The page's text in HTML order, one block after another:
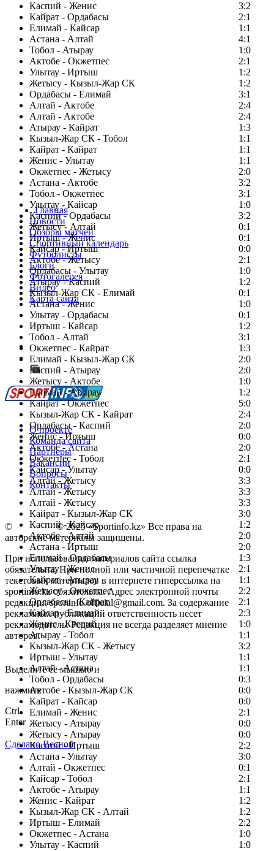
Каспий - Женис
3:2
Кайрат - Ордабасы
2:1
Елимай - Кайсар
1:1
Астана - Алтай
4:1
Тобол - Атырау
1:0
Актобе - Окжетпес
2:1
Улытау - Иртыш
1:2
Жетысу - Кызыл-Жар СК
1:2
Ордабасы - Елимай
3:1
Алтай - Актобе
2:4
Алтай - Актобе
2:4
Атырау - Кайрат
1:3
Кызыл-Жар СК - Тобол
1:1
Кайрат - Кайрат
1:1
Женис - Улытау
1:1
Окжетпес - Жетысу
2:0
Астана - Актобе
3:2
Тобол - Окжетпес
3:1
Улытау - Кайсар
1:0
Каспий - Ордабасы
3:2
Жетысу - Алтай
0:1
Иртыш - Женис
0:1
Кайсар - Иртыш
0:0
Актобе - Жетысу
2:1
Ордабасы - Улытау
1:0
Атырау - Каспий
1:2
Кызыл-Жар СК - Елимай
0:1
Астана - Женис
1:0
Улытау - Ордабасы
0:1
Иртыш - Кайсар
1:2
Тобол - Алтай
3:1
Окжетпес - Кайрат
1:3
Елимай - Кызыл-Жар СК
2:0
Каспий - Атырау
2:0
Жетысу - Актобе
1:0
Елимай - Атырау
1:2
Кайрат - Окжетпес
5:0
Кызыл-Жар СК - Кайрат
2:4
Ордабасы - Каспий
2:0
Женис - Иртыш
0:0
Актобе - Астана
2:0
Окжетпес - Тобол
2:1
Кайсар - Улытау
0:0
Алтай - Жетысу
3:3
Алтай - Жетысу
3:3
Алтай - Жетысу
3:3
Кайрат - Кызыл-Жар СК
3:0
Каспий - Кайсар
1:2
Актобе - Алтай
2:0
Астана - Иртыш
2:0
Елимай - Ордабасы
1:3
Улытау - Женис
2:1
Кайрат - Атырау
1:1
Жетысу - Окжетпес
2:2
Ордабасы - Кайрат
2:1
Кайсар - Елимай
2:3
Женис - Каспий
1:0
Атырау - Тобол
1:1
Кызыл-Жар СК - Жетысу
3:2
Иртыш - Улытау
1:1
Алтай - Астана
1:1
Тобол - Ордабасы
0:3
Актобе - Кызыл-Жар СК
0:0
Кайрат - Кайсар
0:0
Елимай - Женис
2:1
Жетысу - Атырау
0:0
Жетысу - Атырау
0:0
Каспий - Иртыш
2:2
Астана - Улытау
3:0
Алтай - Окжетпес
0:1
Кайсар - Тобол
2:1
Актобе - Атырау
1:1
Женис - Кайрат
1:2
Кызыл-Жар СК - Алтай
1:2
Иртыш - Елимай
2:2
Окжетпес - Астана
1:0
Улытау - Каспий
1:0
Главная
Новости
Обзоры матчей
Спортивный календарь
Футболисты
Блоги
Фотогалерея
Видео
Карта сайта
Есть идея?
Сообщить о мероприятии
Перейти на старый сайт
О проекте
Команда сайта
Партнеры
Вакансии
Вопросы
Контакты
© Copyright© 2025 «Sportinfo.kz» Все права на
авторские материалы защищены.
При использовании материалов сайта ссылка
обязательна. При полной или частичной перепечатке
текстовых материалов в интернете гиперссылка на
sportinfo.kz обязательна. Адрес электронной почты
редакции: sportinfo.official@gmail.com. За содержание
рекламных публикаций ответственность несет
рекламодатель. Редакция не всегда разделяет мнение
авторов.
Заметили ошибку в тексте?
Выделите ее мышью и
нажмите
Ctrl
Enter
Сделано Весной